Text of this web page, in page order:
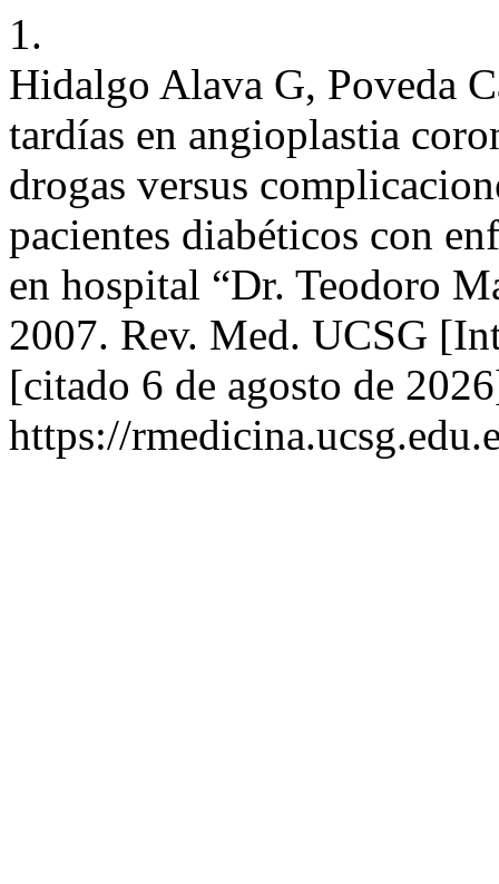
1.
Hidalgo Alava G, Poveda
tardías en angioplastia
drogas versus
pacientes diabéticos con
en hospital “Dr. Teodoro
2007. Rev. Med. UCSG
[citado 6 de agosto de
https://